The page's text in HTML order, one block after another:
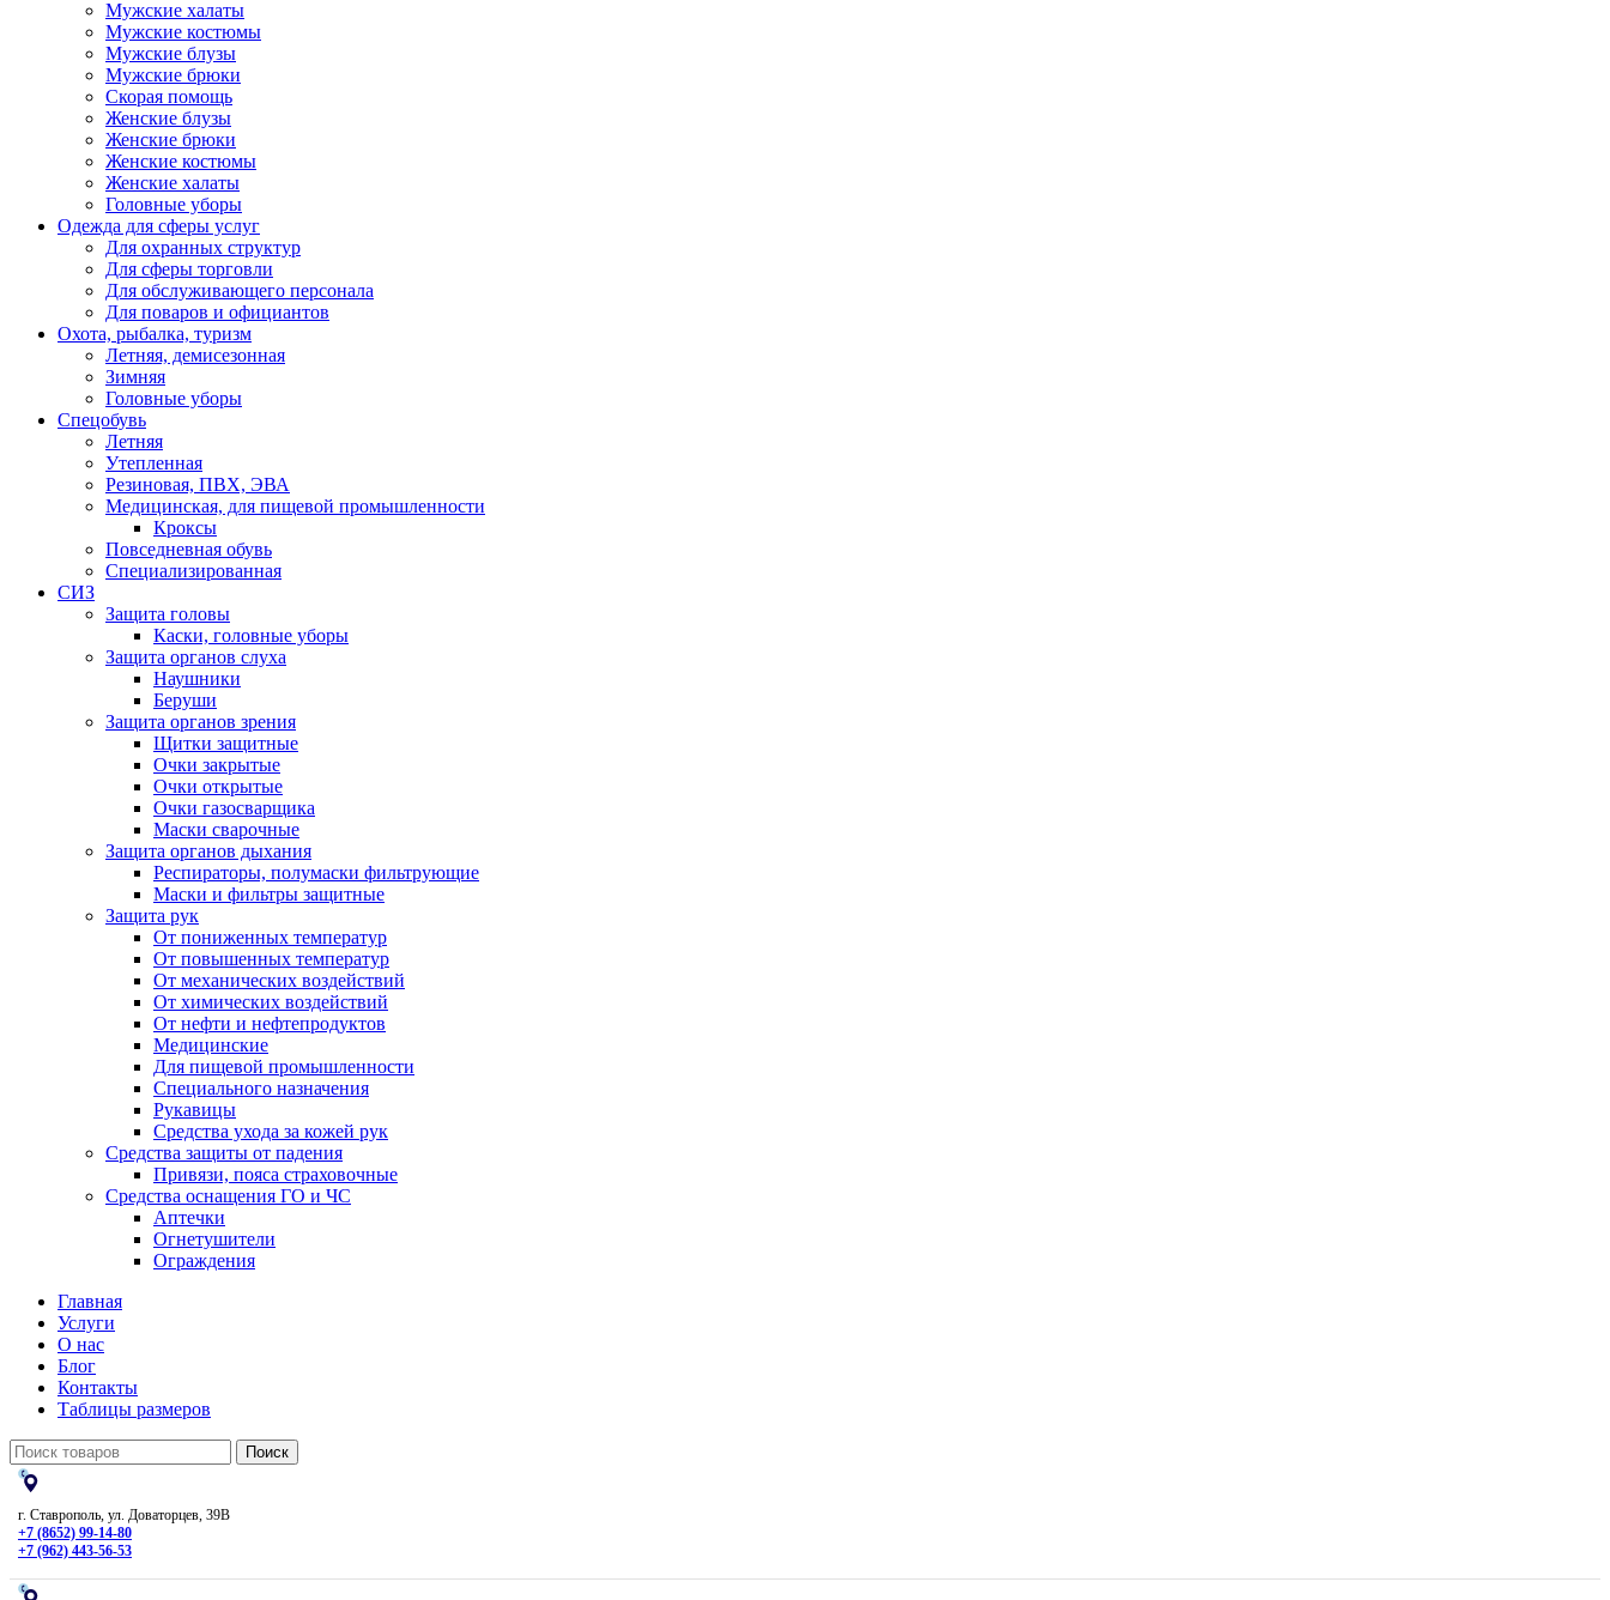
Мужские халаты
Мужские костюмы
Мужские блузы
Мужские брюки
Скорая помощь
Женские блузы
Женские брюки
Женские костюмы
Женские халаты
Головные уборы
Одежда для сферы услуг
Для охранных структур
Для сферы торговли
Для обслуживающего персонала
Для поваров и официантов
Охота, рыбалка, туризм
Летняя, демисезонная
Зимняя
Головные уборы
Спецобувь
Летняя
Утепленная
Резиновая, ПВХ, ЭВА
Медицинская, для пищевой промышленности
Кроксы
Повседневная обувь
Специализированная
СИЗ
Защита головы
Каски, головные уборы
Защита органов слуха
Наушники
Беруши
Защита органов зрения
Щитки защитные
Очки закрытые
Очки открытые
Очки газосварщика
Маски сварочные
Защита органов дыхания
Респираторы, полумаски фильтрующие
Маски и фильтры защитные
Защита рук
От пониженных температур
От повышенных температур
От механических воздействий
От химических воздействий
От нефти и нефтепродуктов
Медицинские
Для пищевой промышленности
Специального назначения
Рукавицы
Средства ухода за кожей рук
Средства защиты от падения
Привязи, пояса страховочные
Средства оснащения ГО и ЧС
Аптечки
Огнетушители
Ограждения
Главная
Услуги
О нас
Блог
Контакты
Таблицы размеров
Поиск
г. Ставрополь, ул. Доваторцев, 39В
+7 (8652) 99-14-80
+7 (962) 443-56-53